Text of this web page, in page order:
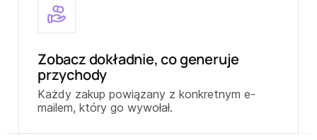
Zobacz dokładnie, co generuje
przychody
Każdy zakup powiązany z konkretnym e-
mailem, który go wywołał.